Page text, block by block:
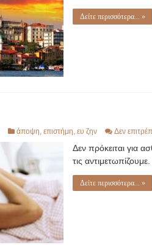
Δείτε περισσότερα... »
άποψη επιστήμη ευ ζην Δεν
Δεν πρόκειται για
τις αντιμετωπίζουμε.
Δείτε περισσότερα... »